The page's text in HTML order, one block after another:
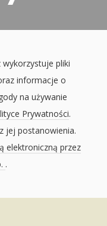
pliki
informacje o
na używanie
Prywatności.
jej postanowienia.
elektroniczną przez
.